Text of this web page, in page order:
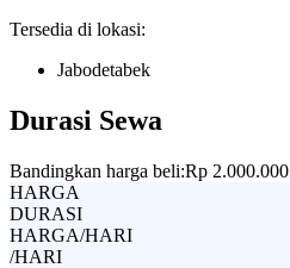
Tersedia di lokasi:
Jabodetabek
Durasi Sewa
Bandingkan harga beli:Rp 2.000.000
HARGA
DURASI
HARGA/HARI
/HARI